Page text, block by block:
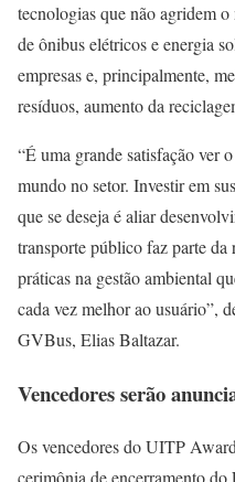
tecnologias que não agridem
de ônibus elétricos e energia
empresas e, principalmente,
resíduos, aumento da
“É uma grande satisfação ver
mundo no setor. Investir em
que se deseja é aliar
transporte público faz parte da
práticas na gestão ambiental
cada vez melhor ao usuário”,
GVBus, Elias Baltazar.
Vencedores serão
Os vencedores do UITP